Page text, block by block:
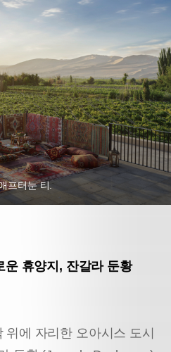
프터눈 티.
운 휴양지, 잔갈라 둔황
에 자리한 오아시스 도시